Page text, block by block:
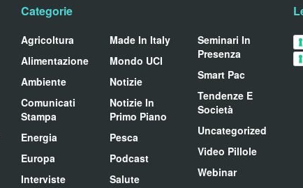
Categorie
Agricoltura
Alimentazione
Ambiente
Comunicati
Stampa
Energia
Europa
Interviste
Made In Italy
Mondo UCI
Notizie
Notizie In
Primo Piano
Pesca
Podcast
Salute
Seminari In
Presenza
Smart Pac
Tendenze E
Società
Uncategorized
Video Pillole
Webinar